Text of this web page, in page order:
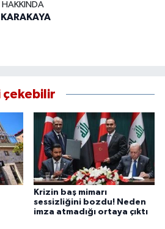
HAKKINDA
çekebilir
Krizin baş mimarı
sessizliğini bozdu! Neden
imza atmadığı ortaya çıktı